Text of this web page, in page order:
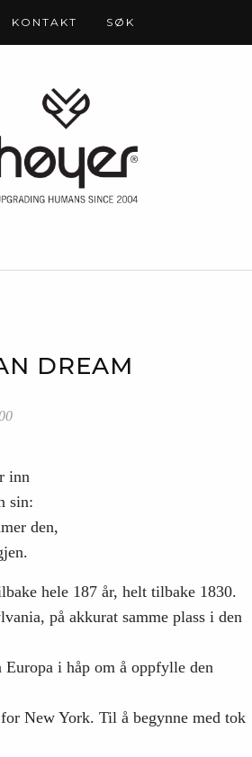
KONTAKT SØK
DREAM
inn
sin:
den,
hele 187 år, helt tilbake 1830.
på akkurat samme plass i den
i håp om å oppfylle den
New York. Til å begynne med tok